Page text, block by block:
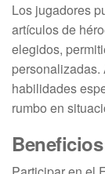
Los jugadores
artículos de
elegidos,
habilidades
rumbo en